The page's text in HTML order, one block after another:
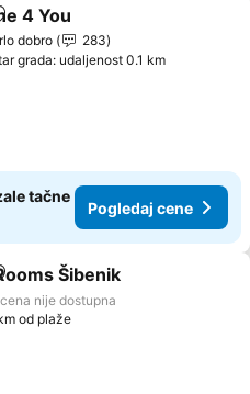
u favorite
4 You
dobro
283
grada: udaljenost 0.1 km
tačne
Pogledaj cene
u favorite
Šibenik
nije dostupna
od plaže